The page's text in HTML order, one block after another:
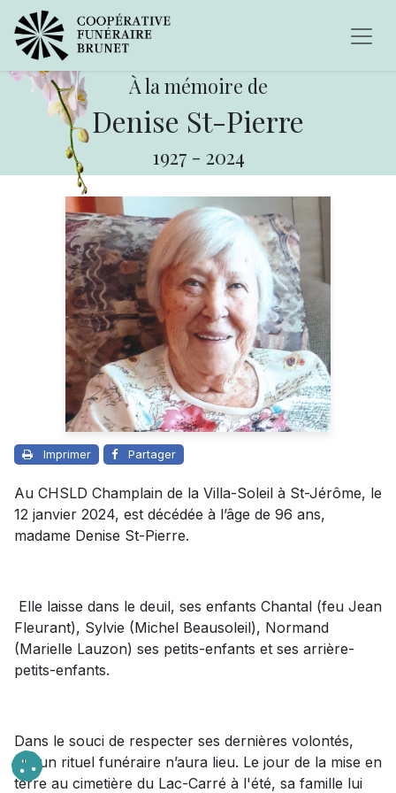
À la mémoire de
Denise St-Pierre
1927 - 2024
Imprimer Partager
Au CHSLD Champlain de la Villa-Soleil à St-Jérôme, le
12 janvier 2024, est décédée à l’âge de 96 ans,
madame Denise St-Pierre.
Elle laisse dans le deuil, ses enfants Chantal (feu Jean
Fleurant), Sylvie (Michel Beausoleil), Normand
(Marielle Lauzon) ses petits-enfants et ses arrière-
petits-enfants.
Dans le souci de respecter ses dernières volontés,
aucun rituel funéraire n’aura lieu. Le jour de la mise en
terre au cimetière du Lac-Carré à l'été, sa famille lui